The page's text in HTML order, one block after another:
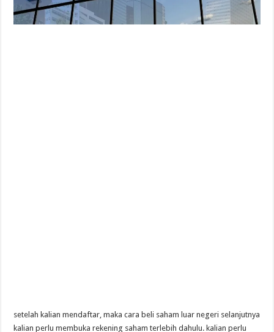
setelah kalian mendaftar, maka cara beli saham luar negeri selanjutnya
kalian perlu membuka rekening saham terlebih dahulu. kalian perlu